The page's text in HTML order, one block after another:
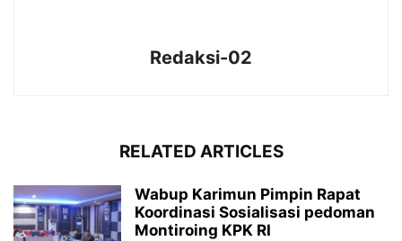
Redaksi-02
RELATED ARTICLES
Wabup Karimun Pimpin Rapat
Koordinasi Sosialisasi pedoman
Montiroing KPK RI